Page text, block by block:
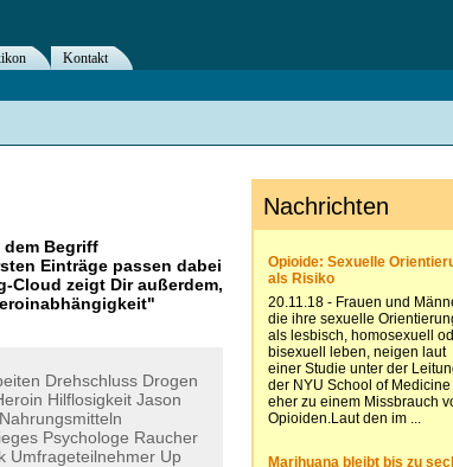
dem Begriff
Einträge passen dabei
Cloud zeigt Dir außerdem,
"
Drehschluss Drogen
Hilflosigkeit Jason
Nahrungsmitteln
Psychologe Raucher
Umfrageteilnehmer Up
Kontakt